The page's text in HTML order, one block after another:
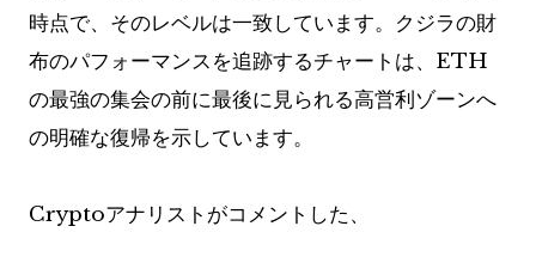
時点で、そのレベルは一致しています。クジラの財
布のパフォーマンスを追跡するチャートは、ETH
の最強の集会の前に最後に見られる高営利ゾーンへ
の明確な復帰を示しています。
Cryptoアナリストがコメントした、